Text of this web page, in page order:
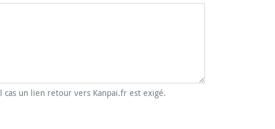
un lien retour vers Kanpai.fr est exigé.